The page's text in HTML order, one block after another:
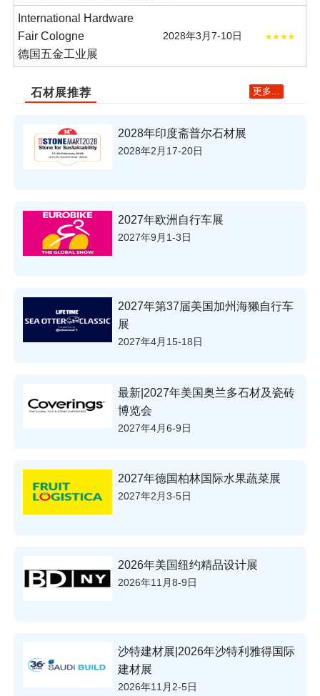
International Hardware
Fair Cologne
德国五金工业展
2028年3月7-10日
石材展推荐 更多...
2028年印度斋普尔石材展
2028年2月17-20日
2027年欧洲自行车展
2027年9月1-3日
2027年第37届美国加州海獭自行车
展
2027年4月15-18日
最新|2027年美国奥兰多石材及瓷砖
博览会
2027年4月6-9日
2027年德国柏林国际水果蔬菜展
2027年2月3-5日
2026年美国纽约精品设计展
2026年11月8-9日
沙特建材展|2026年沙特利雅得国际
建材展
2026年11月2-5日